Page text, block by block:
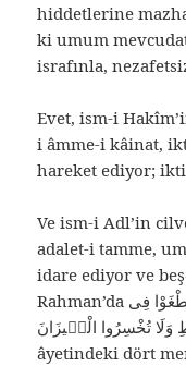
hiddetlerine
ki umum
israfınla,
Evet, ism-i
i âmme-i kâinat,
hareket ediyor;
Ve ism-i Adl’in
adalet-i tamme,
idare ediyor ve
Rahman’da وَالسَّمَٓاءَ رَفَعَهَا وَوَضَعَ الْمٖيزَانَ اَلَّا تَطْغَوْا فِى
وَلَا تُخْسِرُوا الْمٖيزَانَ
âyetindeki dört